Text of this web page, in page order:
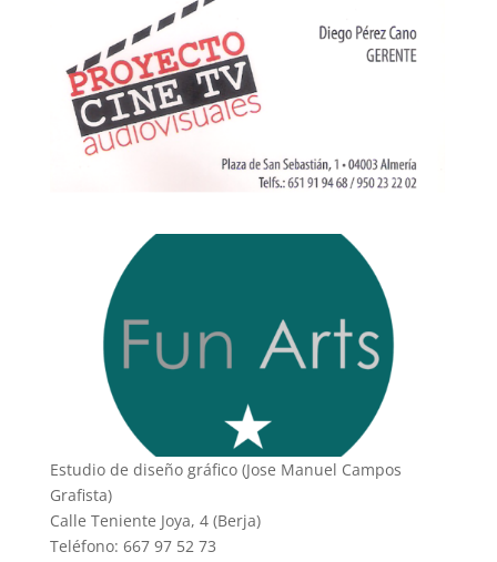
Estudio de diseño gráfico (Jose Manuel Campos
Grafista)
Calle Teniente Joya, 4 (Berja)
Teléfono: 667 97 52 73